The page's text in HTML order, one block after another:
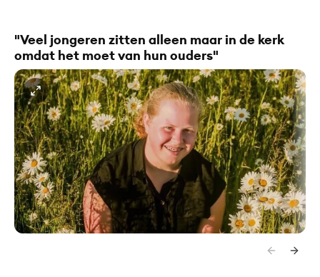
"Veel jongeren zitten alleen maar in de kerk
omdat het moet van hun ouders"